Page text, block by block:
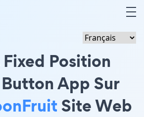
Position
App Sur
Site Web